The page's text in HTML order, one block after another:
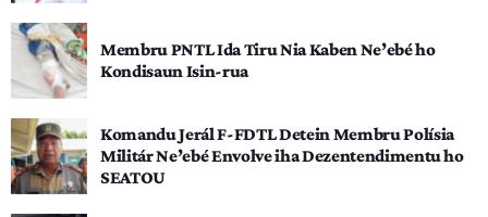
Membru PNTL Ida Tiru Nia Kaben Ne’ebé ho
Kondisaun Isin-rua
Komandu Jerál F-FDTL Detein Membru Polísia
Militár Ne’ebé Envolve iha Dezentendimentu ho
SEATOU